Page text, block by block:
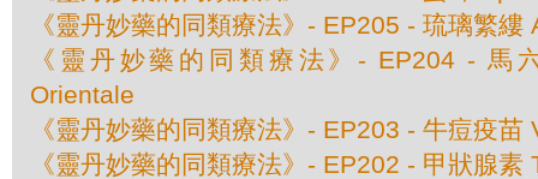
《靈丹妙藥的同類療法》- EP205 - 琉璃繁
《靈丹妙藥的同類療法》- EP204 - 馬
Orientale
《靈丹妙藥的同類療法》- EP203 - 牛痘疫苗
《靈丹妙藥的同類療法》- EP202 - 甲狀腺素